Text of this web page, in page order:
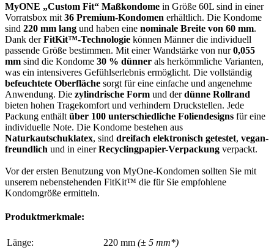
MyONE „Custom Fit“ Maßkondome in Größe 60L sind in einer
Vorratsbox mit 36 Premium-Kondomen erhältlich. Die Kondome
sind 220 mm lang und haben eine nominale Breite von 60 mm.
Dank derFitKit™-Technologie können Männer die individuell
passende Größe bestimmen. Mit einer Wandstärke von nur0,055
mm sind die Kondome 30 % dünner als herkömmliche Varianten,
was ein intensiveres Gefühlserlebnis ermöglicht. Die vollständig
befeuchtete Oberfläche sorgt für eine einfache und angenehme
Anwendung. Die zylindrische Form und derdünne Rollrand
bieten hohen Tragekomfort und verhindern Druckstellen. Jede
Packung enthält über 100 unterschiedliche Foliendesigns für eine
individuelle Note. Die Kondome bestehen aus
Naturkautschuklatex, sind dreifach elektronisch getestet, vegan-
freundlich und in einerRecyclingpapier-Verpackung verpackt.
Vor der ersten Benutzung von MyOne-Kondomen sollten Sie mit
unserem nebenstehenden FitKit™ die für Sie empfohlene
Kondomgröße ermitteln.
Produktmerkmale:
Länge: 220 mm (± 5 mm*)